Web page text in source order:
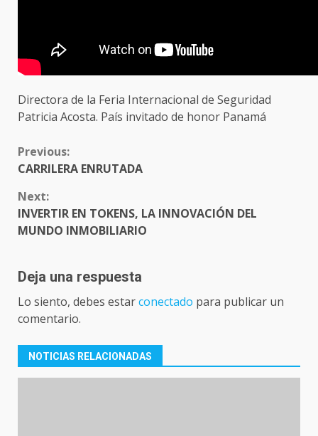
Directora de la Feria Internacional de Seguridad
Patricia Acosta. País invitado de honor Panamá
CONTINUE
READING
Previous:
CARRILERA ENRUTADA
Next:
INVERTIR EN TOKENS, LA INNOVACIÓN DEL
MUNDO INMOBILIARIO
Deja una respuesta
Lo siento, debes estarconectado para publicar un
comentario.
NOTICIAS RELACIONADAS